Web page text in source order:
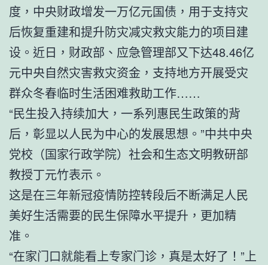
度，中央财政增发一万亿元国债，用于支持灾
后恢复重建和提升防灾减灾救灾能力的项目建
设。近日，财政部、应急管理部又下达48.46亿
元中央自然灾害救灾资金，支持地方开展受灾
群众冬春临时生活困难救助工作……
“民生投入持续加大，一系列惠民生政策的背
后，彰显以人民为中心的发展思想。”中共中央
党校（国家行政学院）社会和生态文明教研部
教授丁元竹表示。
这是在三年新冠疫情防控转段后不断满足人民
美好生活需要的民生保障水平提升，更加精
准。
“在家门口就能看上专家门诊，真是太好了！”上